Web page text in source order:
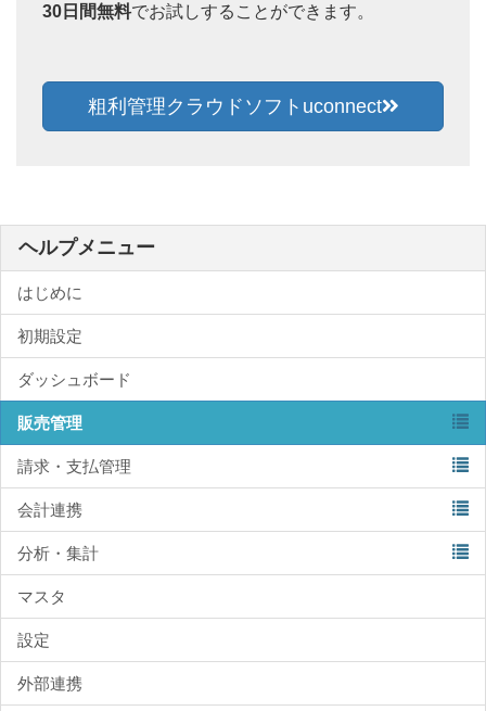
30日間無料でお試しすることができます。
粗利管理クラウドソフトuconnect
ヘルプメニュー
はじめに
初期設定
ダッシュボード
販売管理
請求・支払管理
会計連携
分析・集計
マスタ
設定
外部連携